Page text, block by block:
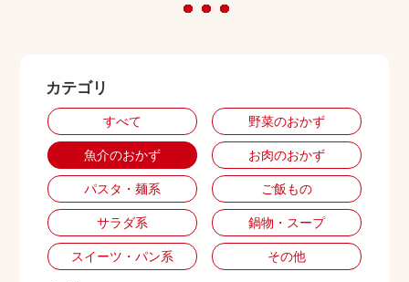
出店用地募集
カテゴリ
すべて 野菜のおかず
魚介のおかず お肉のおかず
パスタ・麺系 ご飯もの
サラダ系 鍋物・スープ
スイーツ・パン系 その他